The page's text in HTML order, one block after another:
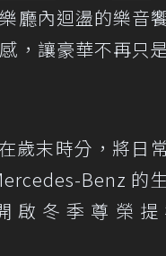
廳內迴盪的樂音
，讓豪華不再只
歲末時分，將日
Benz 的
啟冬季尊榮